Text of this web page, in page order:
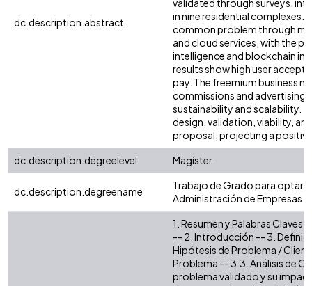
dc.description.abstract
validated through surveys,
in nine residential complexes.
common problem through
and cloud services, with the
intelligence and blockchain in
results show high user
pay. The freemium business
commissions and advertising,
sustainability and scalability.
design, validation, viability,
proposal, projecting a
dc.description.degreelevel
Magíster
dc.description.degreename
Trabajo de Grado para optar
Administración de Empresas
1. Resumen y Palabras Claves
-- 2. Introducción -- 3.
Hipótesis de Problema /
Problema -- 3.3. Análisis de
problema validado y su